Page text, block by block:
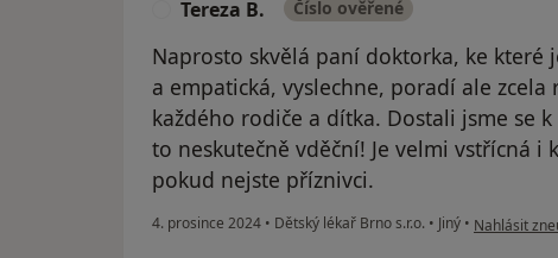
Tereza B. Číslo ověřené
Naprosto skvělá paní doktorka, ke které
a empatická, vyslechne, poradí ale
každého rodiče a dítka. Dostali jsme se
to neskutečně vděční! Je velmi vstřícná
pokud nejste příznivci.
4. prosince 2024 • Dětský lékař Brno s.r.o. • Jiný • podle
Nahlásit